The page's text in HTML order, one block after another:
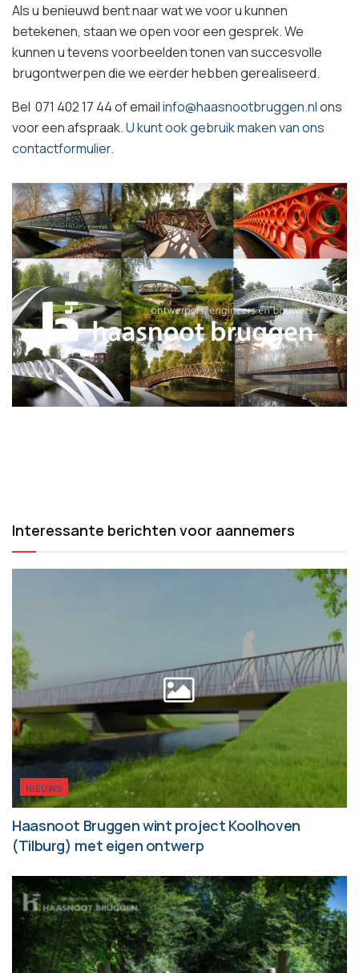
Als u benieuwd bent naar wat we voor u kunnen
betekenen, staan we open voor een gesprek. We
kunnen u tevens voorbeelden tonen van succesvolle
brugontwerpen die we eerder hebben gerealiseerd.
Bel 071 402 17 44 of emailinfo@haasnootbruggen.nlons
voor een afspraak.U kunt ook gebruik maken van ons
contactformulier.
Interessante berichten voor aannemers
NIEUWS
Haasnoot Bruggen wint project Koolhoven
(Tilburg) met eigen ontwerp